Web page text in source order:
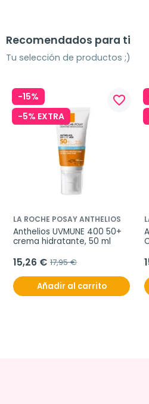
Recomendados para ti
Tu selección de productos ;)
-15%
-5% EXTRA
favorite_border
LA ROCHE POSAY ANTHELIOS
Anthelios UVMUNE 400 50+
crema hidratante, 50 ml
15,26 € 17,95 €
Añadir al carrito